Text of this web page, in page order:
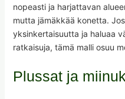
nopeasti ja harjattavan
mutta jämäkkää konetta.
yksinkertaisuutta ja haluaa
ratkaisuja, tämä malli osuu
Plussat ja